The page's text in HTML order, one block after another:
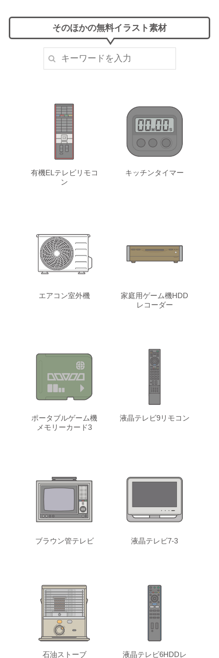
そのほかの無料イラスト素材
有機ELテレビリモコ
ン
キッチンタイマー
エアコン室外機
家庭用ゲーム機HDD
レコーダー
ポータブルゲーム機
メモリーカード3
液晶テレビ9リモコン
ブラウン管テレビ 液晶テレビ7-3
石油ストーブ 液晶テレビ6HDDレ